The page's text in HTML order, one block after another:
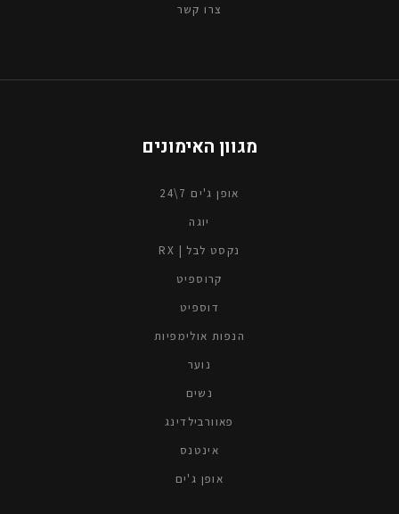
צרו קשר
מגוון האימונים
אופן ג'ים 7\24
יוגה
נקסט לבל | RX
קרוספיט
דוספיט
הנפות אולימפיות
נוער
נשים
פאוורבילדינג
אינטנס
אופן ג'ים